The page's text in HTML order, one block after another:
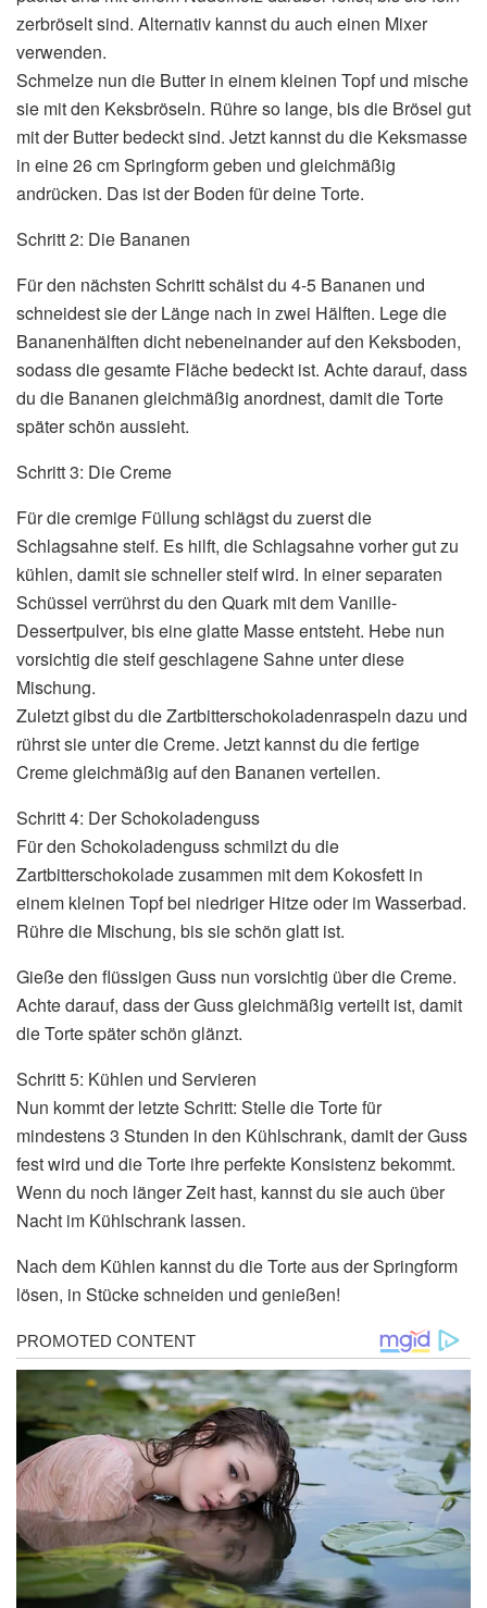
zerbröselt sind. Alternativ kannst du auch einen Mixer
verwenden.
Schmelze nun die Butter in einem kleinen Topf und mische
sie mit den Keksbröseln. Rühre so lange, bis die Brösel gut
mit der Butter bedeckt sind. Jetzt kannst du die Keksmasse
in eine 26 cm Springform geben und gleichmäßig
andrücken. Das ist der Boden für deine Torte.
Schritt 2: Die Bananen
Für den nächsten Schritt schälst du 4-5 Bananen und
schneidest sie der Länge nach in zwei Hälften. Lege die
Bananenhälften dicht nebeneinander auf den Keksboden,
sodass die gesamte Fläche bedeckt ist. Achte darauf, dass
du die Bananen gleichmäßig anordnest, damit die Torte
später schön aussieht.
Schritt 3: Die Creme
Für die cremige Füllung schlägst du zuerst die
Schlagsahne steif. Es hilft, die Schlagsahne vorher gut zu
kühlen, damit sie schneller steif wird. In einer separaten
Schüssel verrührst du den Quark mit dem Vanille-
Dessertpulver, bis eine glatte Masse entsteht. Hebe nun
vorsichtig die steif geschlagene Sahne unter diese
Mischung.
Zuletzt gibst du die Zartbitterschokoladenraspeln dazu und
rührst sie unter die Creme. Jetzt kannst du die fertige
Creme gleichmäßig auf den Bananen verteilen.
Schritt 4: Der Schokoladenguss
Für den Schokoladenguss schmilzt du die
Zartbitterschokolade zusammen mit dem Kokosfett in
einem kleinen Topf bei niedriger Hitze oder im Wasserbad.
Rühre die Mischung, bis sie schön glatt ist.
Gieße den flüssigen Guss nun vorsichtig über die Creme.
Achte darauf, dass der Guss gleichmäßig verteilt ist, damit
die Torte später schön glänzt.
Schritt 5: Kühlen und Servieren
Nun kommt der letzte Schritt: Stelle die Torte für
mindestens 3 Stunden in den Kühlschrank, damit der Guss
fest wird und die Torte ihre perfekte Konsistenz bekommt.
Wenn du noch länger Zeit hast, kannst du sie auch über
Nacht im Kühlschrank lassen.
Nach dem Kühlen kannst du die Torte aus der Springform
lösen, in Stücke schneiden und genießen!